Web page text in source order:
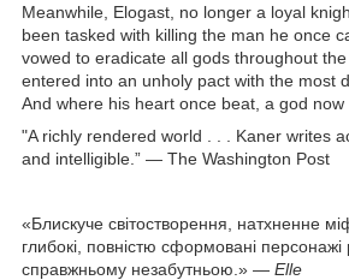
Meanwhile, Elogast, no longer a loyal
been tasked with killing the man he once
vowed to eradicate all gods throughout
entered into an unholy pact with the most
And where his heart once beat, a god now
"A richly rendered world . . . Kaner writes
and intelligible.” — The Washington Post
«Блискуче світостворення, натхненне
глибокі, повністю сформовані
справжньому незабутньою.» — Elle